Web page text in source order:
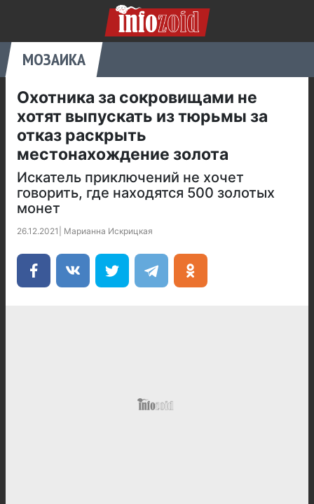
МОЗАИКА
Охотника за сокровищами не
хотят выпускать из тюрьмы за
отказ раскрыть
местонахождение золота
Искатель приключений не хочет
говорить, где находятся 500 золотых
монет
26.12.2021 Марианна Искрицкая